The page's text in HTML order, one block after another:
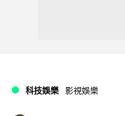
科技娛樂 影視娛樂